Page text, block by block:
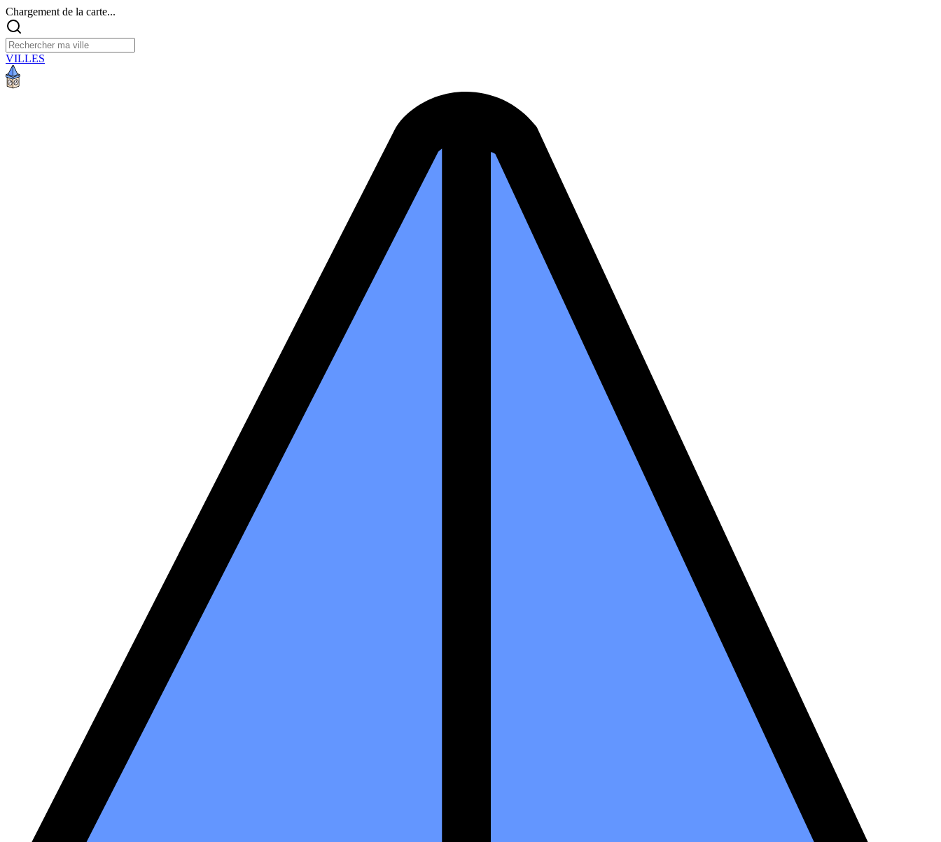
Chargement de la carte...
VILLES